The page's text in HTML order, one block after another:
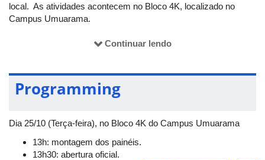
local. As atividades acontecem no Bloco 4K, localizado no
Campus Umuarama.
Para mais informações, confira a programação abaixo:
Continuar lendo
Programming
Dia 25/10 (Terça-feira), no Bloco 4K do Campus Umuarama
13h: montagem dos painéis.
13h30: abertura oficial.